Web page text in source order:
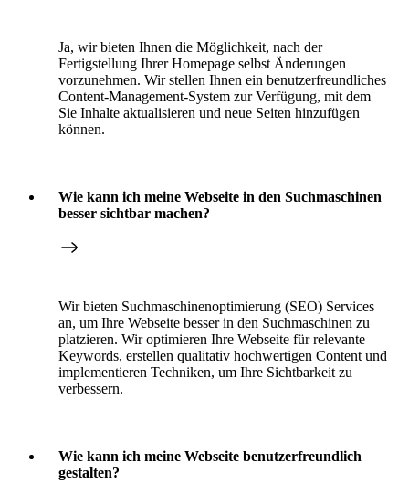
Ja, wir bieten Ihnen die Möglichkeit, nach der
Fertigstellung Ihrer Homepage selbst Änderungen
vorzunehmen. Wir stellen Ihnen ein benutzerfreundliches
Content-Management-System zur Verfügung, mit dem
Sie Inhalte aktualisieren und neue Seiten hinzufügen
können.
Wie kann ich meine Webseite in den Suchmaschinen
besser sichtbar machen?
Wir bieten Suchmaschinenoptimierung (SEO) Services
an, um Ihre Webseite besser in den Suchmaschinen zu
platzieren. Wir optimieren Ihre Webseite für relevante
Keywords, erstellen qualitativ hochwertigen Content und
implementieren Techniken, um Ihre Sichtbarkeit zu
verbessern.
Wie kann ich meine Webseite benutzerfreundlich
gestalten?